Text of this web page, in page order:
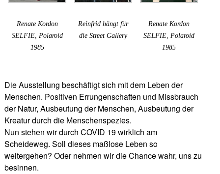
Renate Kordon
SELFIE, Polaroid
1985
Reinfrid hängt für
die Street Gallery
Renate Kordon
SELFIE, Polaroid
1985
Die Ausstellung beschäftigt sich mit dem Leben der
Menschen. Positiven Errungenschaften und Missbrauch
der Natur, Ausbeutung der Menschen, Ausbeutung der
Kreatur durch die Menschenspezies.
Nun stehen wir durch COVID 19 wirklich am
Scheideweg. Soll dieses maßlose Leben so
weitergehen? Oder nehmen wir die Chance wahr, uns zu
besinnen.